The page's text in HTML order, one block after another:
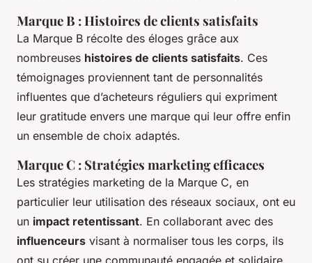
Marque B : Histoires de clients satisfaits
La Marque B récolte des éloges grâce aux
nombreuses histoires de clients satisfaits. Ces
témoignages proviennent tant de personnalités
influentes que d’acheteurs réguliers qui expriment
leur gratitude envers une marque qui leur offre enfin
un ensemble de choix adaptés.
Marque C : Stratégies marketing efficaces
Les stratégies marketing de la Marque C, en
particulier leur utilisation des réseaux sociaux, ont eu
un impact retentissant. En collaborant avec des
influenceurs visant à normaliser tous les corps, ils